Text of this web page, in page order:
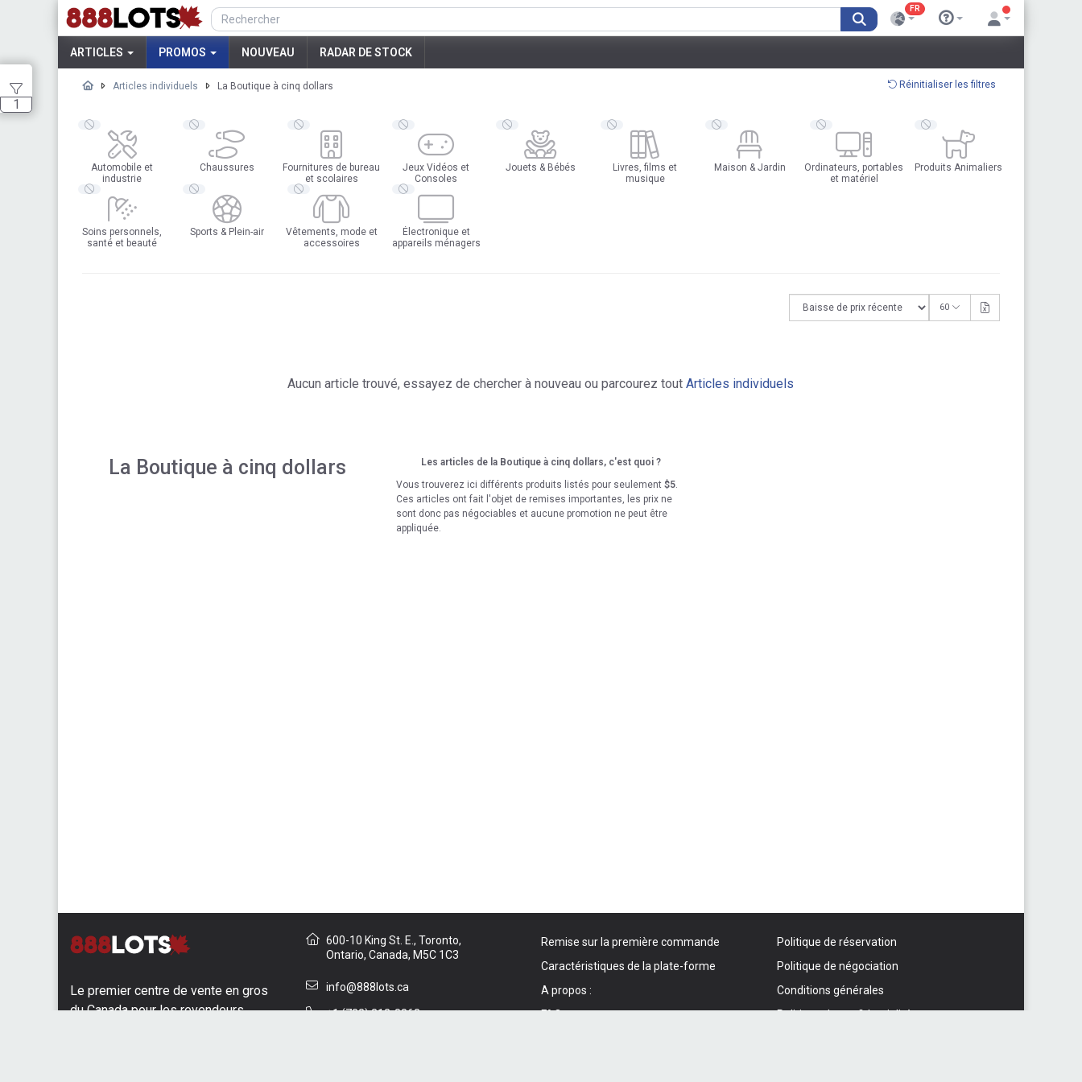
FR
ARTICLES PROMOS NOUVEAU RADAR DE STOCK
1
Articles individuels La Boutique à cinq dollars Réinitialiser les filtres
Automobile et
industrie
Chaussures
Fournitures de bureau
et scolaires
Jeux Vidéos et
Consoles
Jouets & Bébés
Livres, films et
musique
Maison & Jardin
Ordinateurs, portables
et matériel
Produits Animaliers
Soins personnels,
santé et beauté
Sports & Plein-air
Vêtements, mode et
accessoires
Électronique et
appareils ménagers
60
Aucun article trouvé, essayez de chercher à nouveau ou parcourez toutArticles individuels
La Boutique à cinq dollars
Les articles de la Boutique à cinq dollars, c'est quoi ?
Vous trouverez ici différents produits listés pour seulement $5.
Ces articles ont fait l'objet de remises importantes, les prix ne
sont donc pas négociables et aucune promotion ne peut être
appliquée.
Le premier centre de vente en gros
du Canada pour les revendeurs
600-10 King St. E., Toronto,
Ontario, Canada, M5C 1C3
info@888lots.ca
+1 (732) 312-8863
Remise sur la première commande
Caractéristiques de la plate-forme
A propos :
FAQ
Politique de réservation
Politique de négociation
Conditions générales
Politique de confidentialité